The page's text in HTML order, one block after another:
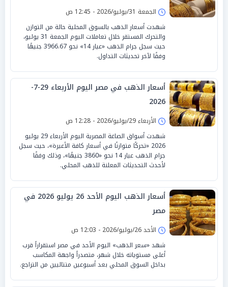
الجمعة 31/يوليو/2026 - 12:45 ص
شهدت أسعار الذهب بالسوق المحلية حالة من التوازن
والتحرك المستقر خلال تعاملات اليوم الجمعة 31 يوليو،
حيث سجل جرام الذهب «عيار 14» نحو 3966.67 جنيهًا
وفقًا لآخر تحديثات التداول.
أسعار الذهب في مصر اليوم الأربعاء 29-7-
2026
الأربعاء 29/يوليو/2026 - 12:28 ص
شهدت أسواق الصاغة المصرية اليوم الأربعاء 29 يوليو
2026 «تحركًا متوازنًا في أسعار كافة الأعيرة»، حيث سجل
جرام الذهب عيار 14 نحو «3860 جنيهًا»، وذلك وفقًا
لأحدث التحديثات المعلنة للذهب المحلي.
أسعار الذهب اليوم الأحد 26 يوليو 2026 في
مصر
الأحد 26/يوليو/2026 - 12:03 ص
شهد «سعر الذهب» اليوم الأحد في مصر استقراراً قرب
أعلى مستوياته خلال شهر، متصدراً واجهة المكاسب
بداخل السوق المحلي بعد أسبوعين متتاليين من التراجع.